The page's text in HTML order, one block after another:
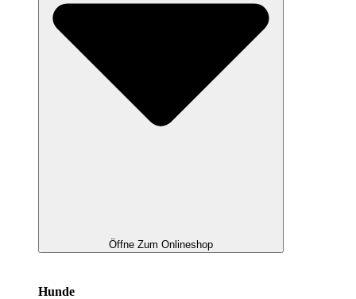
Öffne Zum Onlineshop
Hunde